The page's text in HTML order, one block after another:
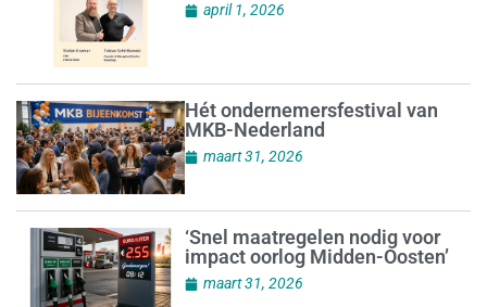
april 1, 2026
Hét ondernemersfestival van
MKB-Nederland
maart 31, 2026
‘Snel maatregelen nodig voor
impact oorlog Midden-Oosten’
maart 31, 2026